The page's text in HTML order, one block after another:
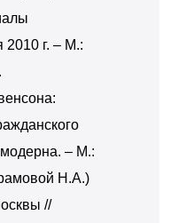
2010 г. – М.:
– М.:
Н.А.)
//